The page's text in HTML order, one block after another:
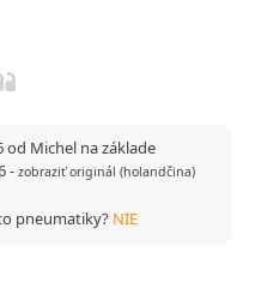
od Michel na základe
- zobraziť originál (holandčina)
pneumatiky? NIE